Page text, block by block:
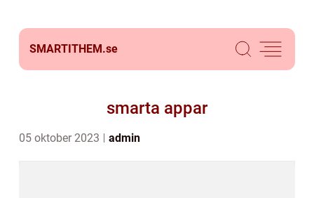
SMARTITHEM.se
smarta appar
05 oktober 2023 admin